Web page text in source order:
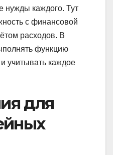
каждого. Тут
с финансовой
расходов. В
функцию
учитывать каждое
для